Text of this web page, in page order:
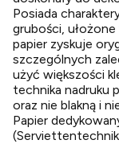
Posiada
grubości,
papier zyskuje
szczególnych
użyć większości
technika nadruku
oraz nie blakną i
Papier